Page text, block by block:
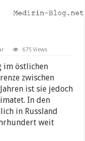
675 Views
im östlichen
zwischen
ist sie jedoch
In den
in Russland
weit